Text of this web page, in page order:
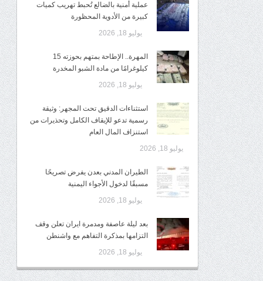
عملية أمنية بالضالع تُحبط تهريب كميات
كبيرة من الأدوية المحظورة
يوليو 18, 2026
المهرة.. الإطاحة بمتهم بحوزته 15
كيلوغرامًا من مادة الشبو المخدرة
يوليو 18, 2026
استثناءات الدقيق تحت المجهر: وثيقة
رسمية تدعو للإيقاف الكامل وتحذيرات من
استنزاف المال العام
يوليو 18, 2026
الطيران المدني بعدن يفرض تصريحًا
مسبقًا لدخول الأجواء اليمنية
يوليو 18, 2026
بعد ليلة عاصفة ومدمرة ايران تعلن وقف
التزامها بمذكرة التفاهم مع واشنطن
يوليو 18, 2026